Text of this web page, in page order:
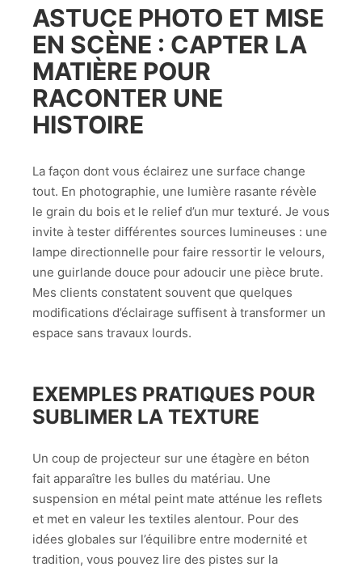
ASTUCE PHOTO ET MISE
EN SCÈNE : CAPTER LA
MATIÈRE POUR
RACONTER UNE
HISTOIRE
La façon dont vous éclairez une surface change
tout. En photographie, une lumière rasante révèle
le grain du bois et le relief d’un mur texturé. Je vous
invite à tester différentes sources lumineuses : une
lampe directionnelle pour faire ressortir le velours,
une guirlande douce pour adoucir une pièce brute.
Mes clients constatent souvent que quelques
modifications d’éclairage suffisent à transformer un
espace sans travaux lourds.
EXEMPLES PRATIQUES POUR
SUBLIMER LA TEXTURE
Un coup de projecteur sur une étagère en béton
fait apparaître les bulles du matériau. Une
suspension en métal peint mate atténue les reflets
et met en valeur les textiles alentour. Pour des
idées globales sur l’équilibre entre modernité et
tradition, vous pouvez lire des pistes sur la